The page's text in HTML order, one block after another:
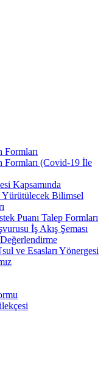
Formları
Formları (Covid-19 İle
Kapsamında
Bilimsel
Puanı Talep Formları
İş Akış Şeması
ve Esasları Yönergesi